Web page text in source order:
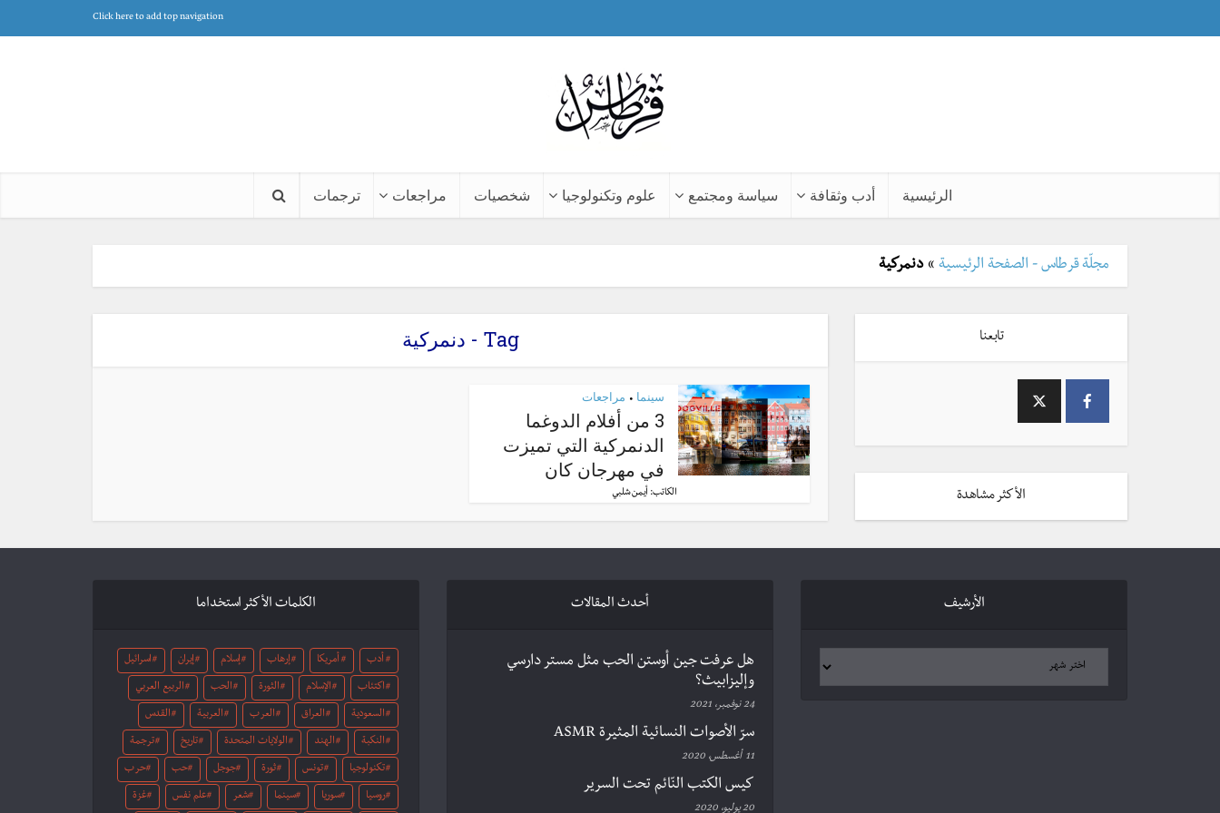
Click here to add top navigation
الرئيسية أدب وثقافة سياسة ومجتمع علوم وتكنولوجيا شخصيات مراجعات ترجمات
مجلّة قرطاس - الصفحة الرئيسية » دنمركية
Tag - دنمركية
سينما • مراجعات
3 من أفلام الدوغما
الدنمركية التي تميزت
في مهرجان كان
الكاتب: أيمن شلبي
تابعنا
الأكثر مشاهدة
الكلمات الأكثر استخداما
أدب أمريكا إرهاب إسلام إيران اسرائيل
اكتئاب الإسلام الثورة الحب الربيع العربي
السعودية العراق العرب العربية القدس
النكبة الهند الولايات المتحدة تاريخ ترجمة
تكنولوجيا تونس ثورة جوجل حب حرب
روسيا سوريا سينما شعر علم نفس غزة
أحدث المقالات
هل عرفت جين أوستن الحب مثل مستر دارسي
وإليزابيث؟
24 نوفمبر، 2021
سرّ الأصوات النسائية المثيرة ASMR
11 أغسطس، 2020
كيس الكتب النّائم تحت السرير
20 يوليو، 2020
الأرشيف